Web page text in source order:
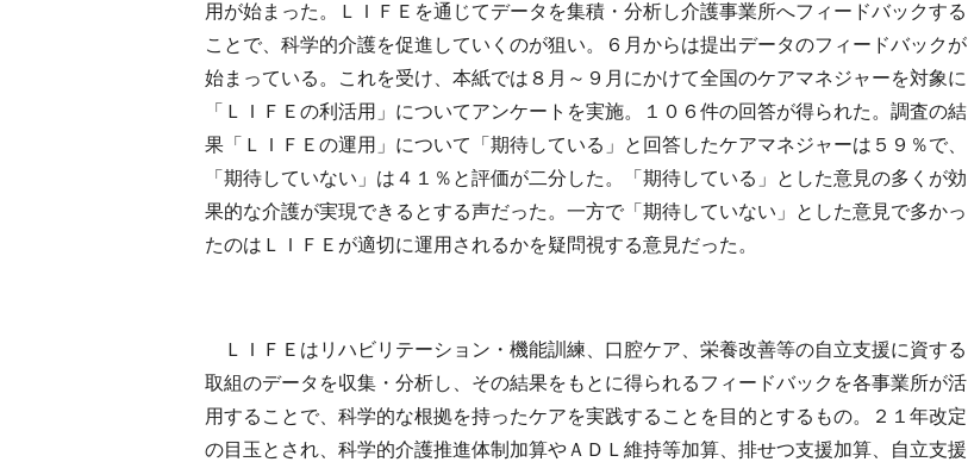
用が始まった。ＬＩＦＥを通じてデータを集積・分析し介護事業所へフィードバックする
ことで、科学的介護を促進していくのが狙い。６月からは提出データのフィードバックが
始まっている。これを受け、本紙では８月～９月にかけて全国のケアマネジャーを対象に
「ＬＩＦＥの利活用」についてアンケートを実施。１０６件の回答が得られた。調査の結
果「ＬＩＦＥの運用」について「期待している」と回答したケアマネジャーは５９％で、
「期待していない」は４１％と評価が二分した。「期待している」とした意見の多くが効
果的な介護が実現できるとする声だった。一方で「期待していない」とした意見で多かっ
たのはＬＩＦＥが適切に運用されるかを疑問視する意見だった。
ＬＩＦＥはリハビリテーション・機能訓練、口腔ケア、栄養改善等の自立支援に資する
取組のデータを収集・分析し、その結果をもとに得られるフィードバックを各事業所が活
用することで、科学的な根拠を持ったケアを実践することを目的とするもの。２１年改定
の目玉とされ、科学的介護推進体制加算やＡＤＬ維持等加算、排せつ支援加算、自立支援